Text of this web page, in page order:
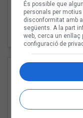
És possible que
personals per
disconformitat amb
següents. A la part
web, cerca un
configuració de